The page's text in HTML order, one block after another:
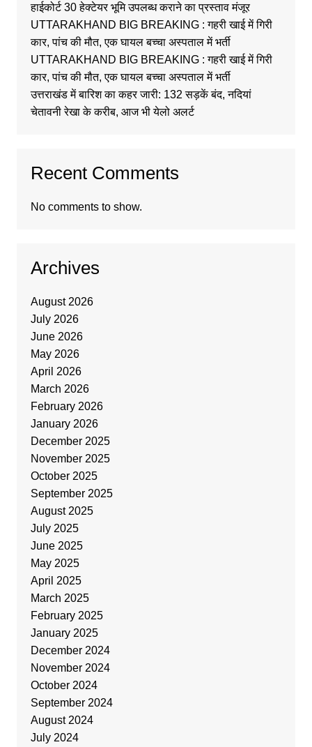
हाईकोर्ट 30 हेक्टेयर भूमि उपलब्ध कराने का प्रस्ताव मंजूर
UTTARAKHAND BIG BREAKING : गहरी खाई में गिरी
कार, पांच की मौत, एक घायल बच्चा अस्पताल में भर्ती
UTTARAKHAND BIG BREAKING : गहरी खाई में गिरी
कार, पांच की मौत, एक घायल बच्चा अस्पताल में भर्ती
उत्तराखंड में बारिश का कहर जारी: 132 सड़कें बंद, नदियां
चेतावनी रेखा के करीब, आज भी येलो अलर्ट
Recent Comments
No comments to show.
Archives
August 2026
July 2026
June 2026
May 2026
April 2026
March 2026
February 2026
January 2026
December 2025
November 2025
October 2025
September 2025
August 2025
July 2025
June 2025
May 2025
April 2025
March 2025
February 2025
January 2025
December 2024
November 2024
October 2024
September 2024
August 2024
July 2024